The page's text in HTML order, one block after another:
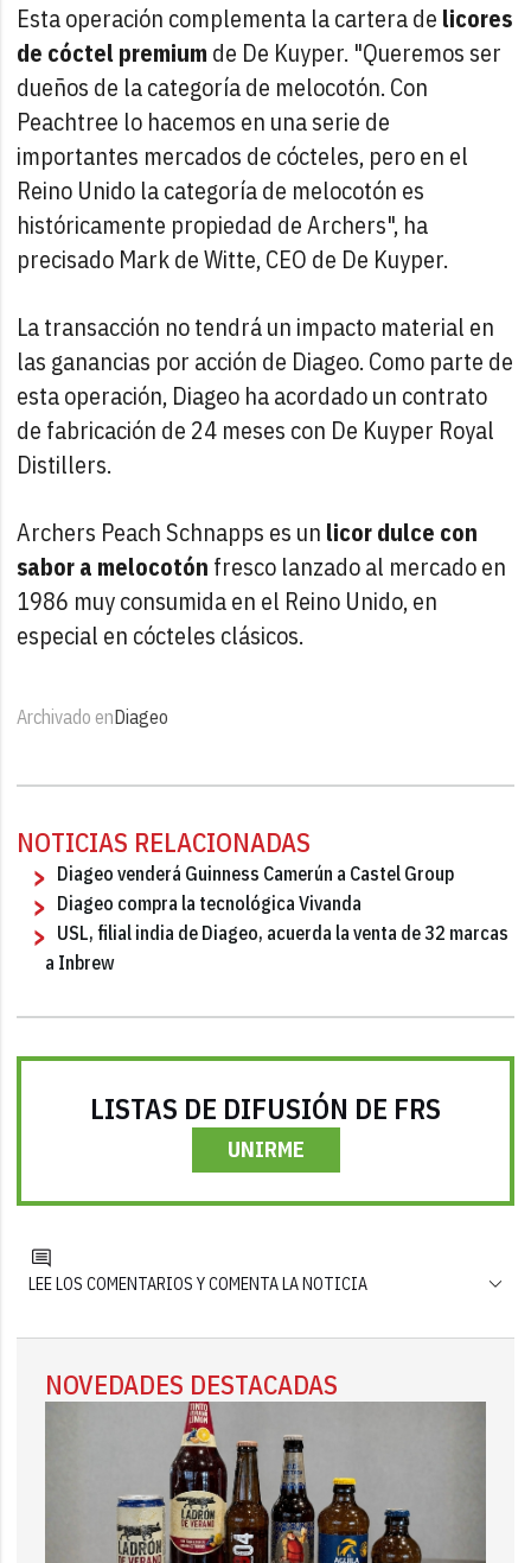
Esta operación complementa la cartera de licores
de cóctel premium de De Kuyper. "Queremos ser
dueños de la categoría de melocotón. Con
Peachtree lo hacemos en una serie de
importantes mercados de cócteles, pero en el
Reino Unido la categoría de melocotón es
históricamente propiedad de Archers", ha
precisado Mark de Witte, CEO de De Kuyper.
La transacción no tendrá un impacto material en
las ganancias por acción de Diageo. Como parte de
esta operación, Diageo ha acordado un contrato
de fabricación de 24 meses con De Kuyper Royal
Distillers.
Archers Peach Schnapps es un licor dulce con
sabor a melocotón fresco lanzado al mercado en
1986 muy consumida en el Reino Unido, en
especial en cócteles clásicos.
Archivado enDiageo
NOTICIAS RELACIONADAS
Diageo venderá Guinness Camerún a Castel Group
Diageo compra la tecnológica Vivanda
USL, filial india de Diageo, acuerda la venta de 32 marcas
a Inbrew
LISTAS DE DIFUSIÓN DE FRS
UNIRME
LEE LOS COMENTARIOS Y COMENTA LA NOTICIA
NOVEDADES DESTACADAS